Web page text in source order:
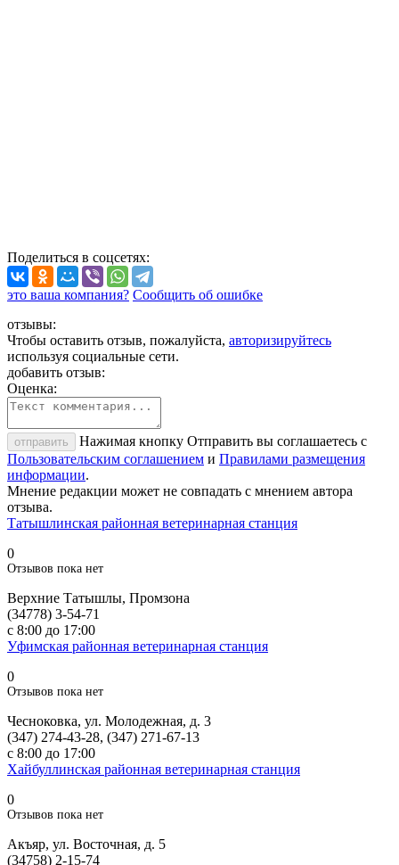
Поделиться в соцсетях:
это ваша компания? Сообщить об ошибке
отзывы:
Чтобы оставить отзыв, пожалуйста, авторизируйтесь
используя социальные сети.
добавить отзыв:
Оценка:
отправить
Нажимая кнопку Отправить вы соглашаетесь с
Пользовательским соглашением и Правилами размещения
информации.
Мнение редакции может не совпадать с мнением автора
отзыва.
Татышлинская районная ветеринарная станция
0
Отзывов пока нет
Верхние Татышлы, Промзона
(34778) 3-54-71
с 8:00 до 17:00
Уфимская районная ветеринарная станция
0
Отзывов пока нет
Чесноковка, ул. Молодежная, д. 3
(347) 274-43-28, (347) 271-67-13
с 8:00 до 17:00
Хайбуллинская районная ветеринарная станция
0
Отзывов пока нет
Акъяр, ул. Восточная, д. 5
(34758) 2-15-74